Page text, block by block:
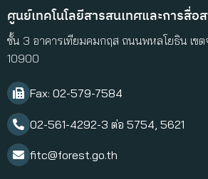
ศูนย์เทคโนโลยีสารสนเทศและการสื่อ
ชั้น 3 อาคารเทียมคมกฤส ถนนพหลโยธิน เขต
10900
Fax: 02-579-7584​
02-561-4292-3 ต่อ 5754, 5621
fitc@forest.go.th